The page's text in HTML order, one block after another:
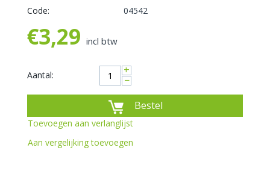
Code: 04542
€3,29 incl btw
Aantal: +
−
Bestel
Toevoegen aan verlanglijst
Aan vergelijking toevoegen